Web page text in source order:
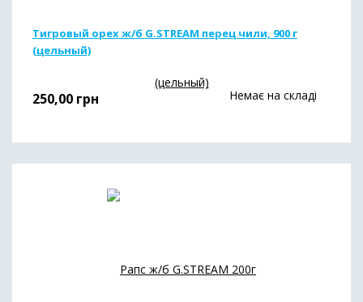
Тигровый орех ж/б G.STREAM перец чили, 900 г
(цельный)
250,00 грн Немає на складі